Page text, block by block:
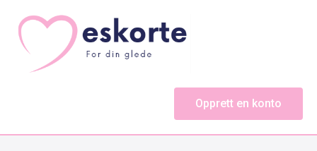
Opprett en konto